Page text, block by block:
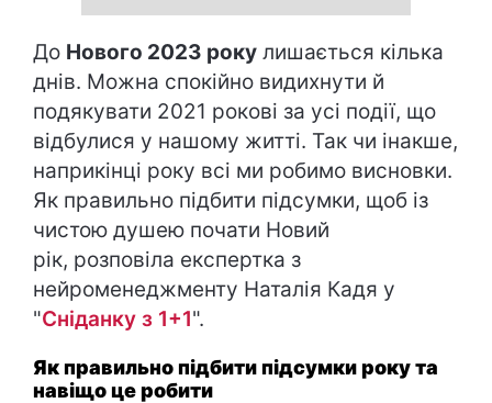
До Нового 2023 року лишається кілька
днів. Можна спокійно видихнути й
подякувати 2021 рокові за усі події, що
відбулися у нашому житті. Так чи інакше,
наприкінці року всі ми робимо висновки.
Як правильно підбити підсумки, щоб із
чистою душею почати Новий
рік, розповіла експертка з
нейроменеджменту Наталія Кадя у
"Сніданку з 1+1".
Як правильно підбити підсумки року та
навіщо це робити